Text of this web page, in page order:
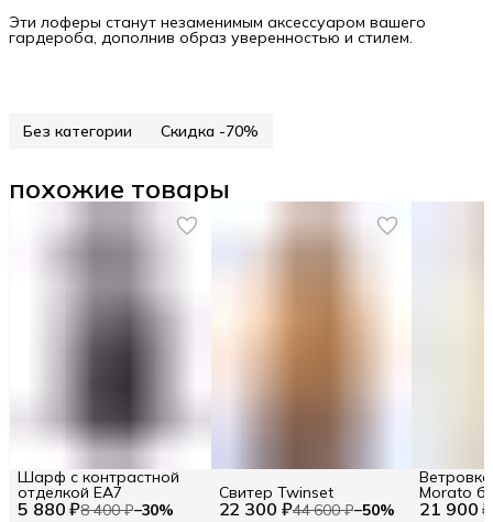
Эти лоферы станут незаменимым аксессуаром вашего
гардероба, дополнив образ уверенностью и стилем.
Без категории Скидка -70%
похожие товары
5 880 ₽8 400 ₽−30%
Шарф с контрастной
отделкой EA7
22 300 ₽44 600 ₽−50%
Свитер Twinset
21 900 ₽
Morato